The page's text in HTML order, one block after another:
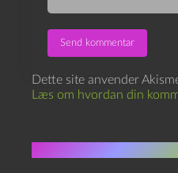
Dette site anvender
Læs om hvordan din